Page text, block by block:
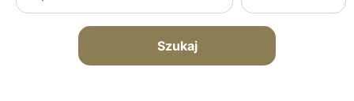
Szukaj